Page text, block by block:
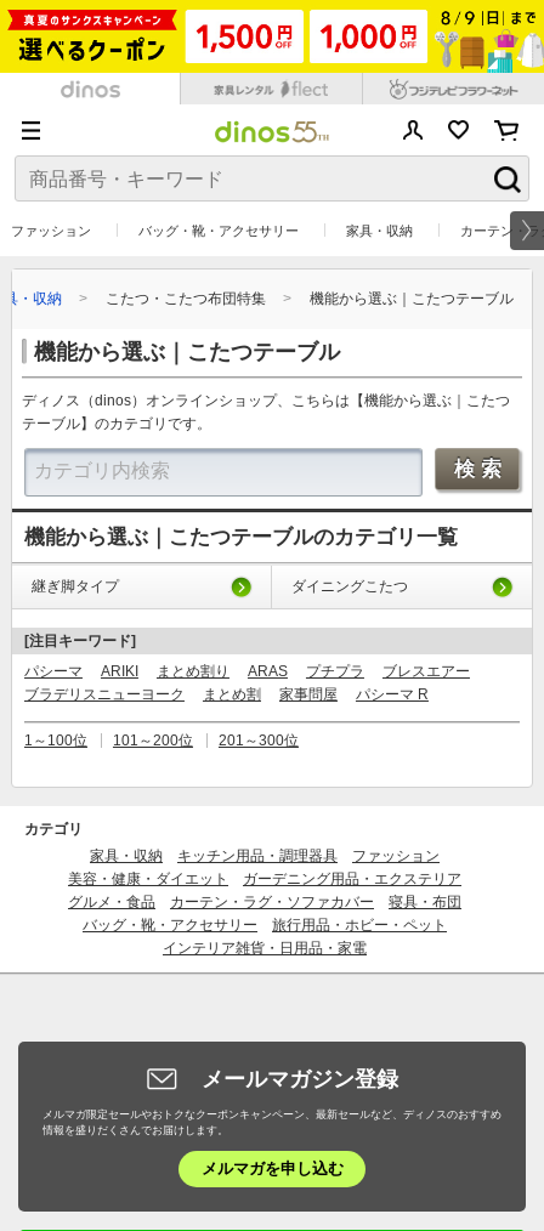
ファッション バッグ・靴・アクセサリー 家具・収納 カーテン・
具・収納 こたつ・こたつ布団特集 機能から選ぶ｜こたつテーブル
機能から選ぶ｜こたつテーブル
ディノス（dinos）オンラインショップ、こちらは【機能から選ぶ｜こたつ
テーブル】のカテゴリです。
機能から選ぶ｜こたつテーブルのカテゴリ一覧
継ぎ脚タイプ ダイニングこたつ
[注目キーワード]
パシーマ
ARIKI まとめ割り ARAS プチプラ
ブレスエアー
ブラデリスニューヨーク
まとめ割 家事問屋 パシーマ R
1～100位 101～200位 201～300位
カテゴリ
家具・収納
キッチン用品・調理器具
ファッション
美容・健康・ダイエット
ガーデニング用品・エクステリア
グルメ・食品
カーテン・ラグ・ソファカバー
寝具・布団
バッグ・靴・アクセサリー
旅行用品・ホビー・ペット
インテリア雑貨・日用品・家電
メールマガジン登録
メルマガ限定セールやおトクなクーポンキャンペーン、最新セールなど、ディノスのおすすめ
情報を盛りだくさんでお届けします。
メルマガを申し込む